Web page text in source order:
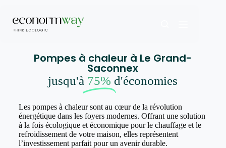
Pompes à chaleur à Le Grand-
Saconnex
jusqu'à 75% d'économies
Les pompes à chaleur sont au cœur de la révolution
énergétique dans les foyers modernes. Offrant une solution
à la fois écologique et économique pour le chauffage et le
refroidissement de votre maison, elles représentent
l’investissement parfait pour un avenir durable.